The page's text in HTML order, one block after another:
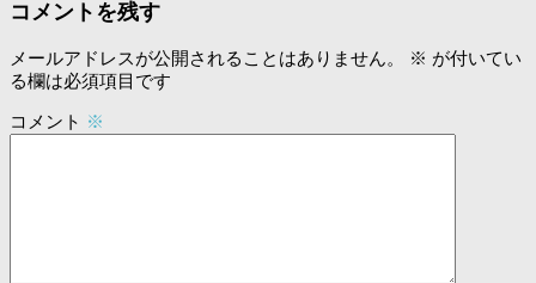
コメントを残す
メールアドレスが公開されることはありません。 ※ が付いてい
る欄は必須項目です
コメント ※